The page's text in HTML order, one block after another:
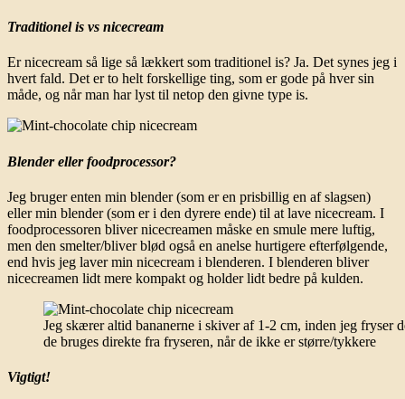
Traditionel is vs nicecream
Er nicecream så lige så lækkert som traditionel is? Ja. Det synes jeg i
hvert fald. Det er to helt forskellige ting, som er gode på hver sin
måde, og når man har lyst til netop den givne type is.
Blender eller foodprocessor?
Jeg bruger enten min blender (som er en prisbillig en af slagsen)
eller min blender (som er i den dyrere ende) til at lave nicecream. I
foodprocessoren bliver nicecreamen måske en smule mere luftig,
men den smelter/bliver blød også en anelse hurtigere efterfølgende,
end hvis jeg laver min nicecream i blenderen. I blenderen bliver
nicecreamen lidt mere kompakt og holder lidt bedre på kulden.
Jeg skærer altid bananerne i skiver af 1-2 cm, inden jeg fryser
de bruges direkte fra fryseren, når de ikke er større/tykkere
Vigtigt!